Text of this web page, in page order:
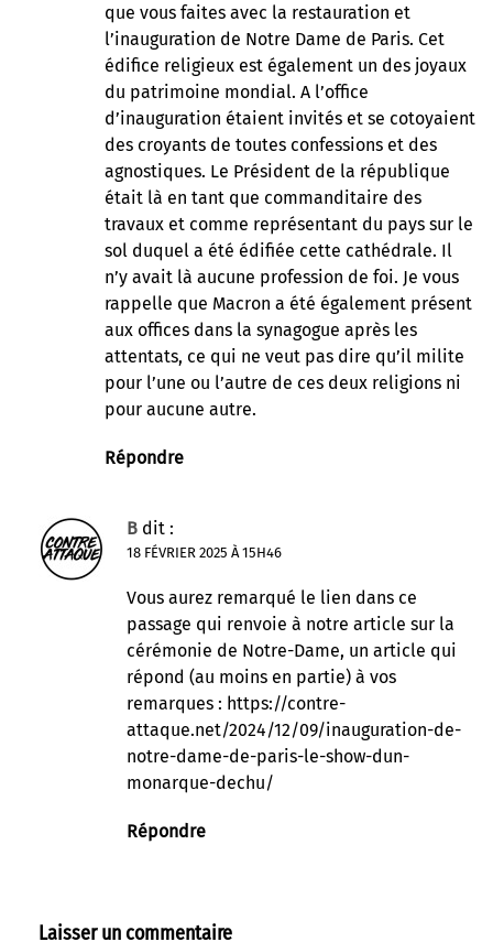
que vous faites avec la restauration et
l’inauguration de Notre Dame de Paris. Cet
édifice religieux est également un des joyaux
du patrimoine mondial. A l’office
d’inauguration étaient invités et se cotoyaient
des croyants de toutes confessions et des
agnostiques. Le Président de la république
était là en tant que commanditaire des
travaux et comme représentant du pays sur le
sol duquel a été édifiée cette cathédrale. Il
n’y avait là aucune profession de foi. Je vous
rappelle que Macron a été également présent
aux offices dans la synagogue après les
attentats, ce qui ne veut pas dire qu’il milite
pour l’une ou l’autre de ces deux religions ni
pour aucune autre.
Répondre
B dit :
18 FÉVRIER 2025 À 15H46
Vous aurez remarqué le lien dans ce
passage qui renvoie à notre article sur la
cérémonie de Notre-Dame, un article qui
répond (au moins en partie) à vos
remarques : https://contre-
attaque.net/2024/12/09/inauguration-de-
notre-dame-de-paris-le-show-dun-
monarque-dechu/
Répondre
Laisser un commentaire